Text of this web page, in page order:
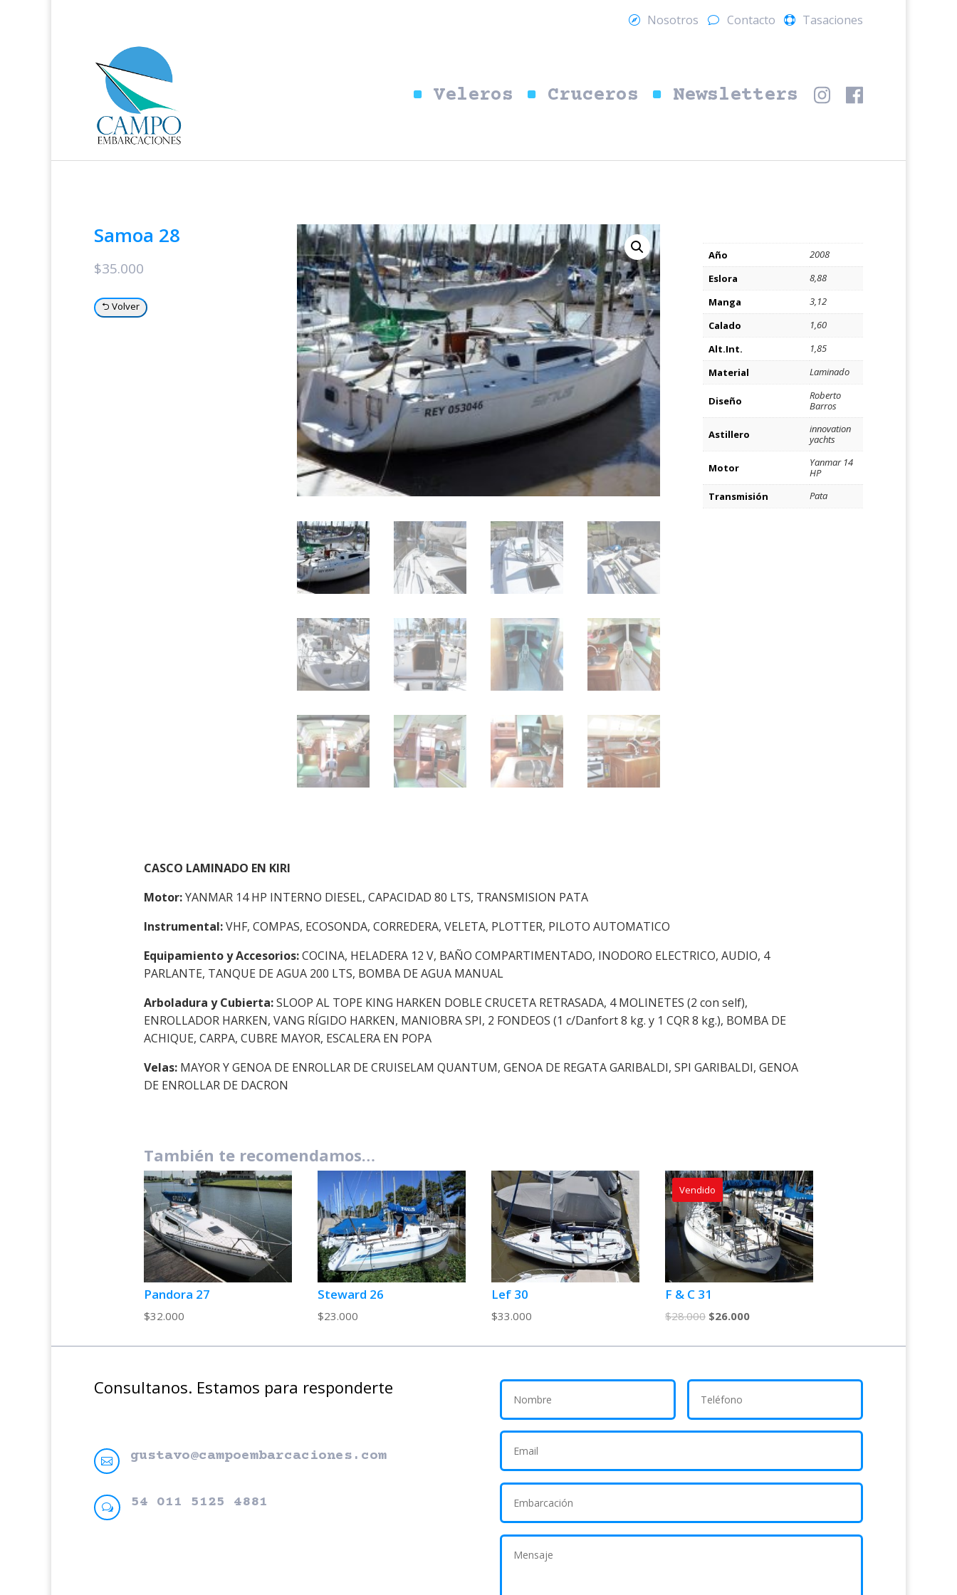
Nosotros Contacto Tasaciones
Veleros Cruceros Newsletters
Samoa 28
$35.000
Año
2008
Eslora
8,88
Manga
3,12
Calado
1,60
Alt.Int.
1,85
Material
Laminado
Diseño
Roberto
Barros
Astillero
innovation
yachts
Motor
Yanmar 14
HP
Transmisión
Pata
CASCO LAMINADO EN KIRI
Motor:YANMAR 14 HP INTERNO DIESEL, CAPACIDAD 80 LTS, TRANSMISION PATA
Instrumental:VHF, COMPAS, ECOSONDA, CORREDERA, VELETA, PLOTTER, PILOTO AUTOMATICO
Equipamiento y Accesorios:COCINA, HELADERA 12 V, BAÑO COMPARTIMENTADO, INODORO ELECTRICO, AUDIO, 4
PARLANTE, TANQUE DE AGUA 200 LTS, BOMBA DE AGUA MANUAL
Arboladura y Cubierta:SLOOP AL TOPE KING HARKEN DOBLE CRUCETA RETRASADA, 4 MOLINETES (2 con self),
ENROLLADOR HARKEN, VANG RÍGIDO HARKEN, MANIOBRA SPI, 2 FONDEOS (1 c/Danfort 8 kg. y 1 CQR 8 kg.), BOMBA DE
ACHIQUE, CARPA, CUBRE MAYOR, ESCALERA EN POPA
Velas:MAYOR Y GENOA DE ENROLLAR DE CRUISELAM QUANTUM, GENOA DE REGATA GARIBALDI, SPI GARIBALDI, GENOA
DE ENROLLAR DE DACRON
También te recomendamos…
Pandora 27
$32.000
Steward 26
$23.000
Lef 30
$33.000
Vendido
F & C 31
$28.000 $26.000
Consultanos. Estamos para responderte
 gustavo@campoembarcaciones.com
w 54 011 5125 4881